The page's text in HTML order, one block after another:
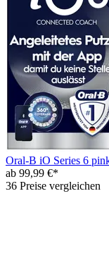
Oral-B iO Series 6
ab 99,99 €*
36 Preise vergleichen